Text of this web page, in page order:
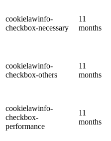
cookielawinfo-
checkbox-necessary
11
months
cookielawinfo-
checkbox-others
11
months
cookielawinfo-
checkbox-
performance
11
months